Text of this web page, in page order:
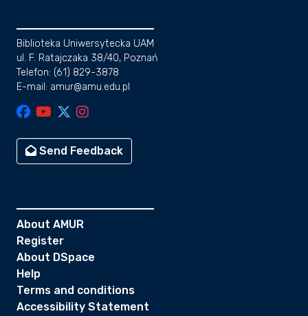
Biblioteka Uniwersytecka UAM
ul. F. Ratajczaka 38/40, Poznań
Telefon: (61) 829-3878
E-mail: amur@amu.edu.pl
Send Feedback
About AMUR
Register
About DSpace
Help
Terms and conditions
Accessibility Statement